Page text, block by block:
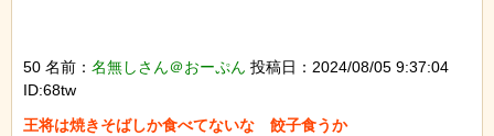
50 名前： 名無しさん＠おーぷん 投稿日：2024/08/05 9:37:04
ID:68tw
王将は焼きそばしか食べてないな　餃子食うか